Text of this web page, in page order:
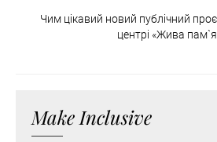
Чим цікавий новий публічний
центрі «Жива
Make Inclusive